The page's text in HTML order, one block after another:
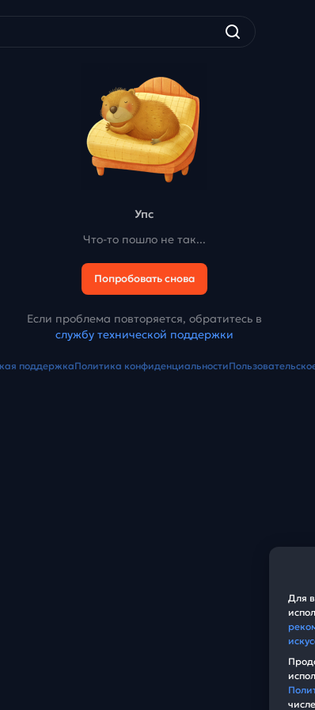
Упс
Что-то пошло не так...
Попробовать снова
Если проблема повторяется, обратитесь в
службу технической поддержки
поддержкаПолитика конфиденциальности
Для